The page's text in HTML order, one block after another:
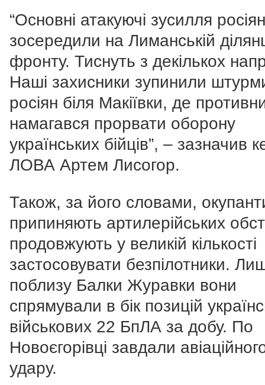
“Основні атакуючі зусилля
зосередили на Лиманській
фронту. Тиснуть з декількох
Наші захисники зупинили
росіян біля Макіївки, де
намагався прорвати оборону
українських бійців”, – зазначив
ЛОВА Артем Лисогор.
Також, за його словами,
припиняють артилерійських
продовжують у великій кількості
застосовувати безпілотники.
поблизу Балки Журавки вони
спрямували в бік позицій
військових 22 БпЛА за добу. По
Новоєгорівці завдали
удару.